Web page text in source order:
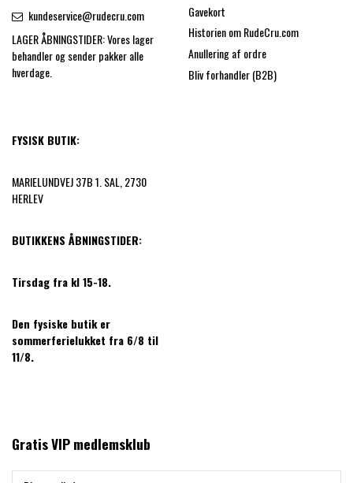
kundeservice@rudecru.com
LAGER ÅBNINGSTIDER: Vores lager
behandler og sender pakker alle
hverdage.
FYSISK BUTIK:
MARIELUNDVEJ 37B 1. SAL, 2730
HERLEV
BUTIKKENS ÅBNINGSTIDER:
Tirsdag fra kl 15-18.
Den fysiske butik er
sommerferielukket fra 6/8 til
11/8.
Gavekort
Historien om RudeCru.com
Anullering af ordre
Bliv forhandler (B2B)
Gratis VIP medlemsklub